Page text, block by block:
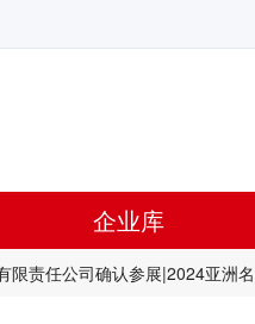
企业库
限责任公司确认参展|2024亚洲